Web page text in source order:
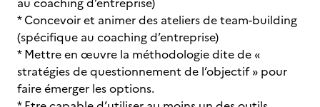
* Concevoir et animer des ateliers de team-building
(spécifique au coaching d’entreprise)
* Mettre en œuvre la méthodologie dite de «
stratégies de questionnement de l’objectif » pour
faire émerger les options.